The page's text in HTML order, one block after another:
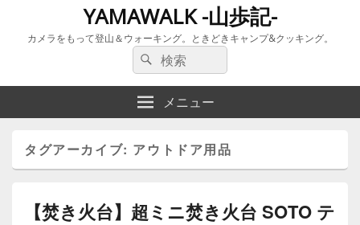
YAMAWALK -山歩記-
カメラをもって登山＆ウォーキング。ときどきキャンプ&クッキング。
検
索:
検
索
メニュー
タグアーカイブ: アウトドア用品
【焚き火台】超ミニ焚き火台 SOTO テ